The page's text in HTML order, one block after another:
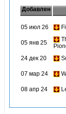
Добавлен
05 июл 26
05 янв 25
24 дек 20
07 мар 24
08 апр 24